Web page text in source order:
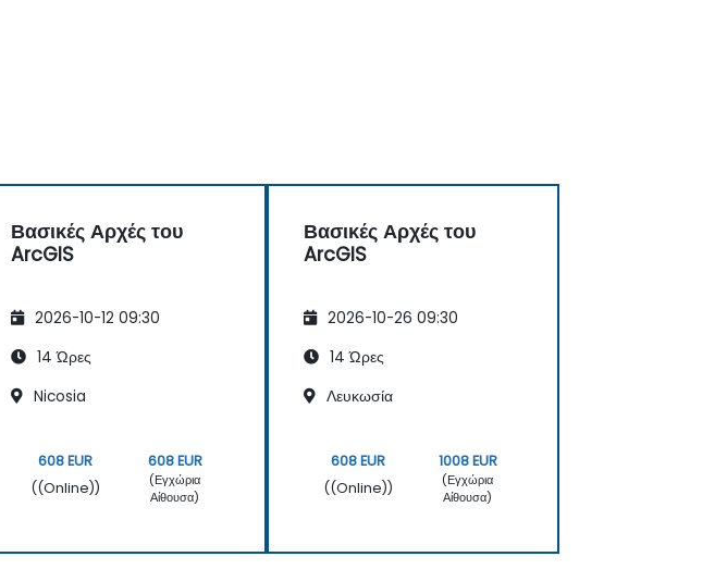
Βασικές Αρχές του
ArcGIS
2026-10-12 09:30
14 Ώρες
Nicosia
608 EUR
((Online))
608 EUR
(Εγχώρια
Αίθουσα)
Βασικές Αρχές του
ArcGIS
2026-10-26 09:30
14 Ώρες
Λευκωσία
608 EUR
((Online))
1008 EUR
(Εγχώρια
Αίθουσα)